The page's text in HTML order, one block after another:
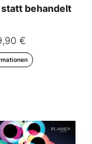
behandelt
€